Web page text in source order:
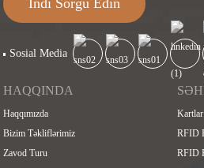
İndi Sorğu Edin
Sosial Media
HAQQINDA
Haqqımızda
Bizim Təkliflərimiz
Zavod Turu
Kartlar
RFID
RFID